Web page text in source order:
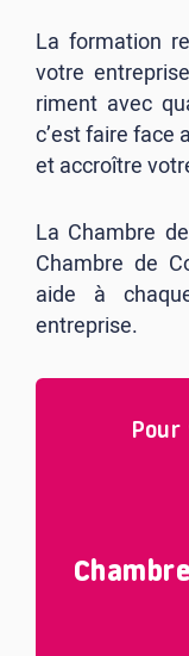
La formation
votre
riment avec
c’est faire face
et accroître
La Chambre
Chambre de
aide à
entreprise.
Pour